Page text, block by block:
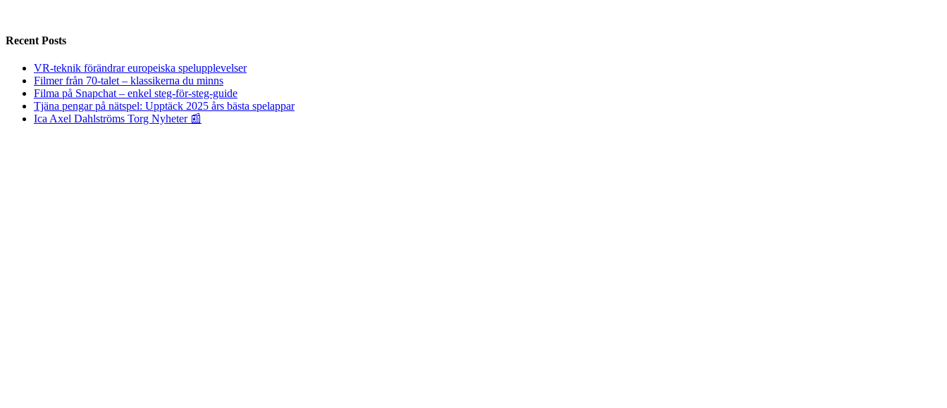
Recent Posts
VR-teknik förändrar europeiska spelupplevelser
Filmer från 70-talet – klassikerna du minns
Filma på Snapchat – enkel steg-för-steg-guide
Tjäna pengar på nätspel: Upptäck 2025 års bästa spelappar
Ica Axel Dahlströms Torg Nyheter 📰